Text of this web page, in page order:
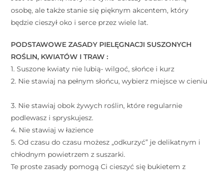
osobę, ale także stanie się pięknym akcentem, który
będzie cieszył oko i serce przez wiele lat.
PODSTAWOWE ZASADY PIELĘGNACJI SUSZONYCH
ROŚLIN, KWIATÓW I TRAW : ⠀
1. Suszone kwiaty nie lubią- wilgoć, słońce i kurz ⠀
2. Nie stawiaj na pełnym słońcu, wybierz miejsce w cieniu
3. Nie stawiaj obok żywych roślin, które regularnie
podlewasz i spryskujesz. ⠀
4. Nie stawiaj w łazience ⠀
5. Od czasu do czasu możesz „odkurzyć” je delikatnym i
chłodnym powietrzem z suszarki. ⠀
Te proste zasady pomogą Ci cieszyć się bukietem z